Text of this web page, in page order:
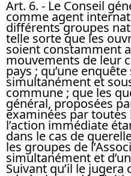
Art. 6. - Le Conseil
comme agent
différents groupes
telle sorte que les
soient constamment
mouvements de leur
pays ; qu’une
simultanément et
commune ; que les
général, proposées
examinées par toutes
l’action immédiate
dans le cas de
les groupes de
simultanément et
Suivant qu’il le